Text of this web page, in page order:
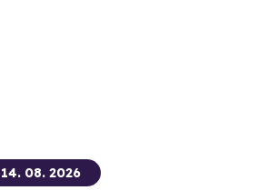
08. 2026